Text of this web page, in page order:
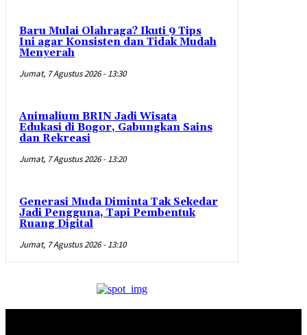
Baru Mulai Olahraga? Ikuti 9 Tips
Ini agar Konsisten dan Tidak Mudah
Menyerah
Jumat, 7 Agustus 2026 - 13:30
Animalium BRIN Jadi Wisata
Edukasi di Bogor, Gabungkan Sains
dan Rekreasi
Jumat, 7 Agustus 2026 - 13:20
Generasi Muda Diminta Tak Sekedar
Jadi Pengguna, Tapi Pembentuk
Ruang Digital
Jumat, 7 Agustus 2026 - 13:10